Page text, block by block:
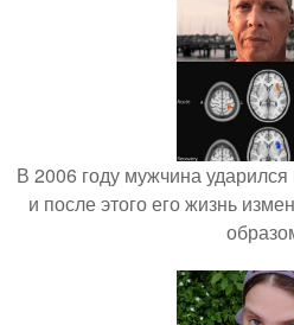
В 2006 году мужчина
и после этого его жизнь